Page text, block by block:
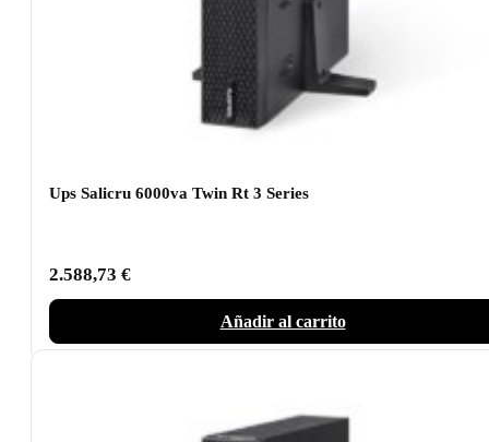
Ups Salicru 6000va Twin Rt 3 Series
2.588,73 €
Añadir al carrito